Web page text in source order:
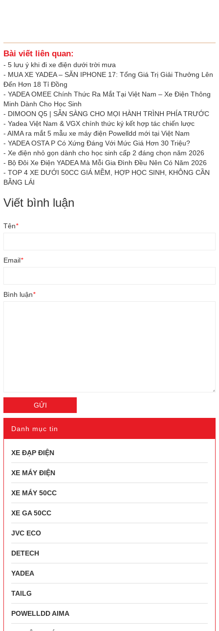
Bài viết liên quan:
- 5 lưu ý khi đi xe điện dưới trời mưa
- MUA XE YADEA – SĂN IPHONE 17: Tổng Giá Trị Giải Thưởng Lên
Đến Hơn 18 Tỉ Đồng
- YADEA OMEE Chính Thức Ra Mắt Tại Việt Nam – Xe Điện Thông
Minh Dành Cho Học Sinh
- DIMOON Q5 | SẴN SÀNG CHO MỌI HÀNH TRÌNH PHÍA TRƯỚC
- Yadea Việt Nam & VGX chính thức ký kết hợp tác chiến lược
- AIMA ra mắt 5 mẫu xe máy điện Powelldd mới tại Việt Nam
- YADEA OSTA P Có Xứng Đáng Với Mức Giá Hơn 30 Triệu?
- Xe điện nhỏ gọn dành cho học sinh cấp 2 đáng chọn năm 2026
- Bộ Đôi Xe Điện YADEA Mà Mỗi Gia Đình Đều Nên Có Năm 2026
- TOP 4 XE DƯỚI 50CC GIÁ MỀM, HỢP HỌC SINH, KHÔNG CẦN
BẰNG LÁI
Viết bình luận
Tên*
Email*
Bình luận*
GỬI
Danh mục tin
XE ĐẠP ĐIỆN
XE MÁY ĐIỆN
XE MÁY 50CC
XE GA 50CC
JVC ECO
DETECH
YADEA
TAILG
POWELLDD AIMA